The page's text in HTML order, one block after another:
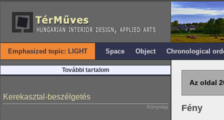
Emphasized topic: LIGHT Space Object Chronological
További tartalom
Kerekasztal-beszélgetés
Könyvlap
Az oldal
Fény